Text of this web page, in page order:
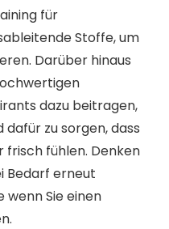
für
Stoffe, um
Darüber hinaus
dazu beitragen,
zu sorgen, dass
frisch fühlen. Denken
Bedarf erneut
wenn Sie einen